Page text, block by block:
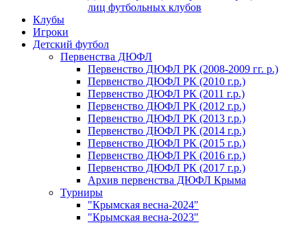
лиц футбольных клубов
Клубы
Игроки
Детский футбол
Первенства ДЮФЛ
Первенство ДЮФЛ РК (2008-2009 гг. р.)
Первенство ДЮФЛ РК (2010 г.р.)
Первенство ДЮФЛ РК (2011 г.р.)
Первенство ДЮФЛ РК (2012 г.р.)
Первенство ДЮФЛ РК (2013 г.р.)
Первенство ДЮФЛ РК (2014 г.р.)
Первенство ДЮФЛ РК (2015 г.р.)
Первенство ДЮФЛ РК (2016 г.р.)
Первенство ДЮФЛ РК (2017 г.р.)
Архив первенства ДЮФЛ Крыма
Турниры
"Крымская весна-2024"
"Крымская весна-2023"